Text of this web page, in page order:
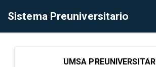
Sistema Preuniversitario
UMSA